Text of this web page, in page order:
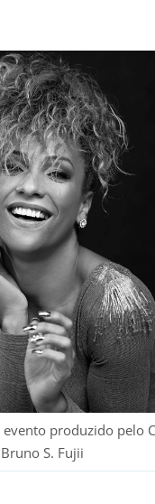
produzido pelo
Bruno S. Fujii